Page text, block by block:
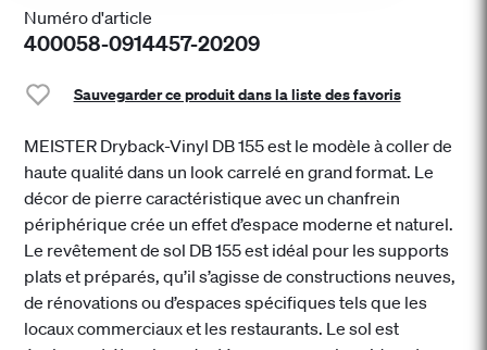
Numéro d'article
400058-0914457-20209
Sauvegarder ce produit dans la liste des favoris
MEISTER Dryback-Vinyl DB 155 est le modèle à coller de
haute qualité dans un look carrelé en grand format. Le
décor de pierre caractéristique avec un chanfrein
périphérique crée un effet d’espace moderne et naturel.
Le revêtement de sol DB 155 est idéal pour les supports
plats et préparés, qu’il s’agisse de constructions neuves,
de rénovations ou d’espaces spécifiques tels que les
locaux commerciaux et les restaurants. Le sol est